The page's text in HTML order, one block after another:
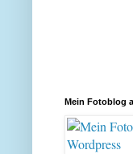
Mein Fotoblog